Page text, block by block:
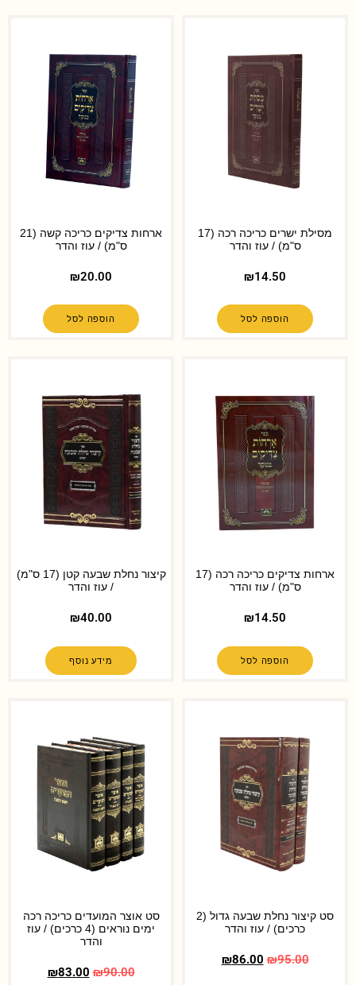
מסילת ישרים כריכה רכה (17
ס"מ) / עוז והדר
₪14.50
הוספה לסל
ארחות צדיקים כריכה קשה (21
ס"מ) / עוז והדר
₪20.00
הוספה לסל
ארחות צדיקים כריכה רכה (17
ס"מ) / עוז והדר
₪14.50
הוספה לסל
קיצור נחלת שבעה קטן (17 ס"מ)
/ עוז והדר
₪40.00
מידע נוסף
סט קיצור נחלת שבעה גדול (2
כרכים) / עוז והדר
₪95.00
₪86.00
סט אוצר המועדים כריכה רכה
ימים נוראים (4 כרכים) / עוז
והדר
₪90.00
₪83.00